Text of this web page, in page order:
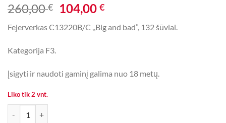
260,00€
Original
price
was:
104,00€Current
is:
Fejerverkas C13220B/C ,,Big and bad”, 132 šūviai.
Kategorija F3.
Įsigyti ir naudoti gaminį galima nuo 18 metų.
Liko tik 2 vnt.